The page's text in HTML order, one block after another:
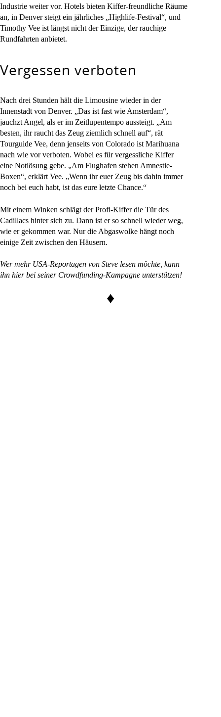
Industrie weiter vor. Hotels bieten Kiffer-freundliche Räume
an, in Denver steigt ein jährliches „Highlife-Festival“, und
Timothy Vee ist längst nicht der Einzige, der rauchige
Rundfahrten anbietet.
Vergessen verboten
Nach drei Stunden hält die Limousine wieder in der
Innenstadt von Denver. „Das ist fast wie Amsterdam“,
jauchzt Angel, als er im Zeitlupentempo aussteigt. „Am
besten, ihr raucht das Zeug ziemlich schnell auf“, rät
Tourguide Vee, denn jenseits von Colorado ist Marihuana
nach wie vor verboten. Wobei es für vergessliche Kiffer
eine Notlösung gebe. „Am Flughafen stehen Amnestie-
Boxen“, erklärt Vee. „Wenn ihr euer Zeug bis dahin immer
noch bei euch habt, ist das eure letzte Chance.“
Mit einem Winken schlägt der Profi-Kiffer die Tür des
Cadillacs hinter sich zu. Dann ist er so schnell wieder weg,
wie er gekommen war. Nur die Abgaswolke hängt noch
einige Zeit zwischen den Häusern.
Wer mehr USA-Reportagen von Steve lesen möchte, kann
ihn hier bei seiner Crowdfunding-Kampagne unterstützen!
♦